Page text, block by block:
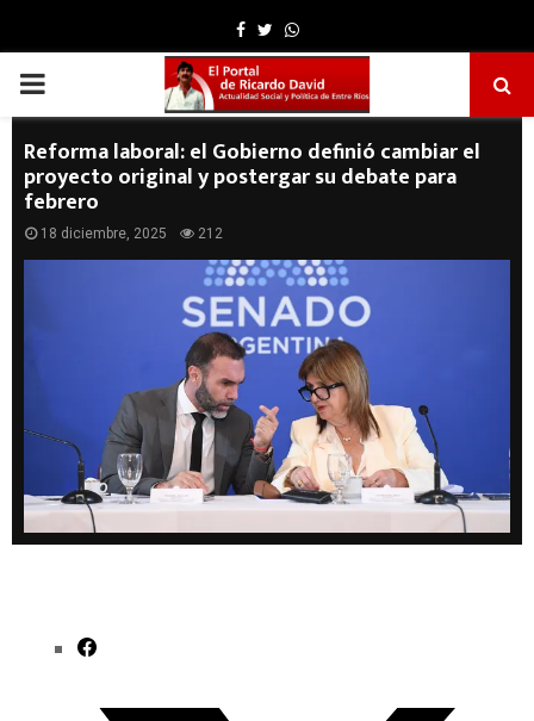
Facebook
TwitterWhatsapp
PRIMARY
MENU
Reforma laboral: el Gobierno definió cambiar el
proyecto original y postergar su debate para
febrero
18 diciembre, 2025 212